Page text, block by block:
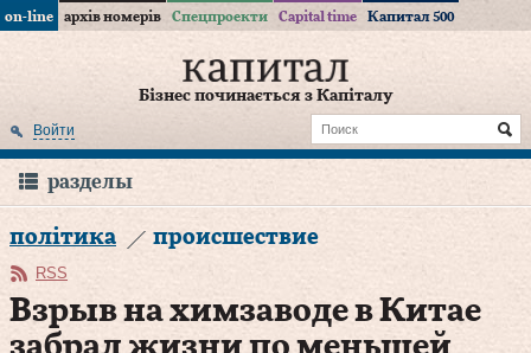
on-line архів номерів Спецпроекти Capital time Капитал 500
Бізнес починається з Капіталу
Войти
разделы
політика происшествие
RSS
Взрыв на химзаводе в Китае